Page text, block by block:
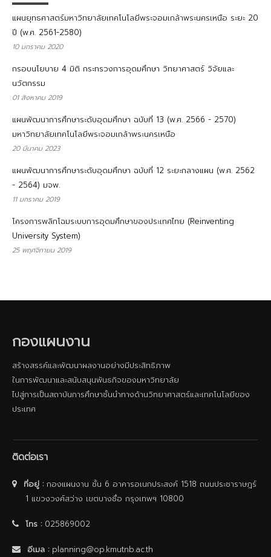
แผนยุทธศาสตร์มหาวิทยาลัยเทคโนโลยีพระจอมเกล้าพระนครเหนือ ระยะ 20
ปี (พ.ศ. 2561-2580)
10 มกราคม 2020
กรอบนโยบาย 4 มิติ กระทรวงการอุดมศึกษา วิทยาศาสตร์ วิจัยและ
นวัตกรรม
01 สิงหาคม 2019
แผนพัฒนาการศึกษาระดับอุดมศึกษา ฉบับที่ 13 (พ.ศ. 2566 - 2570)
มหาวิทยาลัยเทคโนโลยีพระจอมเกล้าพระนครเหนือ
20 มีนาคม 2023
แผนพัฒนาการศึกษาระดับอุดมศึกษา ฉบับที่ 12 ระยะกลางแผน (พ.ศ. 2562
- 2564) มจพ.
11 มกราคม 2019
โครงการพลิกโฉมระบบการอุดมศึกษาของประเทศไทย (Reinventing
University System)
25 พฤศจิกายน 2019
กองแผนงาน
สร้างสรรค์และพัฒนาผลงานอย่างมีประสิทธิภาพ
ในการพัฒนาและสนับสนุนพันธกิจของมหาวิทยาลัย
ไปสู่การเป็นสถาบันการศึกษาชั้นนําทางด้านวิทยาศาสตร์และเทคโนโลยีของ
ประเทศ
ติดต่อเรา
ที่อยู่ :กองแผนงาน ชั้น 6 อาคารอเนกประสงค์ 1518 ถนนประชาราษฎร์
1 แขวงวงศ์สว่าง เขตบางซื่อ กรุงเทพฯ 10800
โทร :025869002
อีเมล : planning@op.kmutnb.ac.th